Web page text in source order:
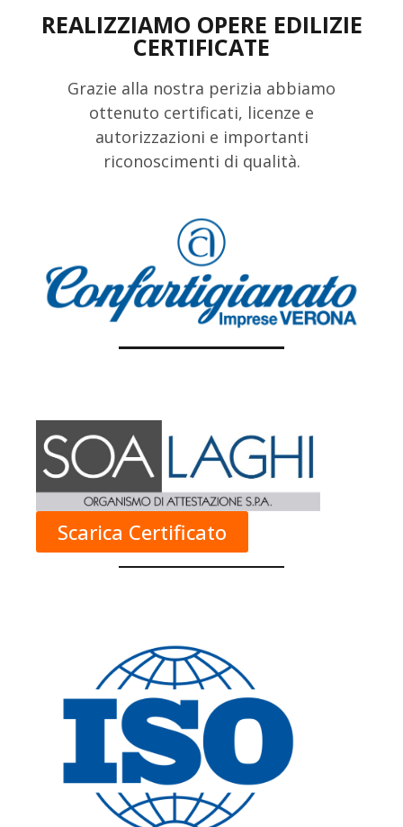
REALIZZIAMO OPERE EDILIZIE
CERTIFICATE
Grazie alla nostra perizia abbiamo
ottenuto certificati, licenze e
autorizzazioni e importanti
riconoscimenti di qualità.
Scarica Certificato